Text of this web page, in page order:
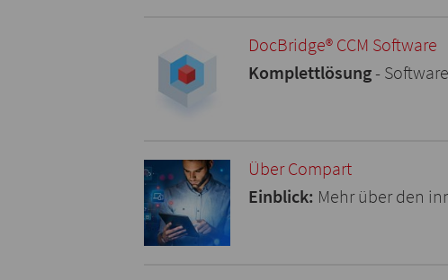
DocBridge® CCM Software
Komplettlösung-
Über Compart
Einblick: Mehr über den